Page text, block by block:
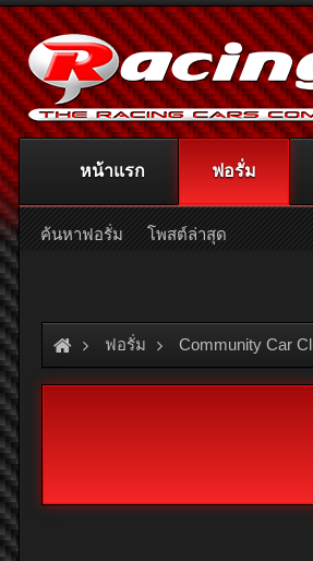
ฟอรั่ม Community Car
หน้าแรก ฟอรั่ม
ค้นหาฟอรั่ม โพสต์ล่าสุด